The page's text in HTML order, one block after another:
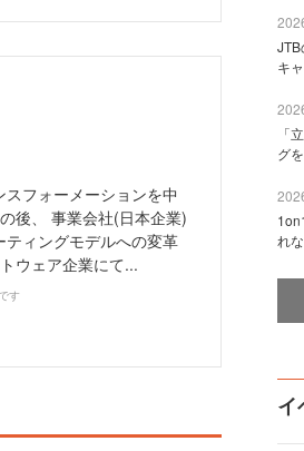
フォーメーションを中
後、 事業会社(日本企業)
ィングモデルへの変革
ウェア企業にて...
す
キ
「
グ
れ
イ